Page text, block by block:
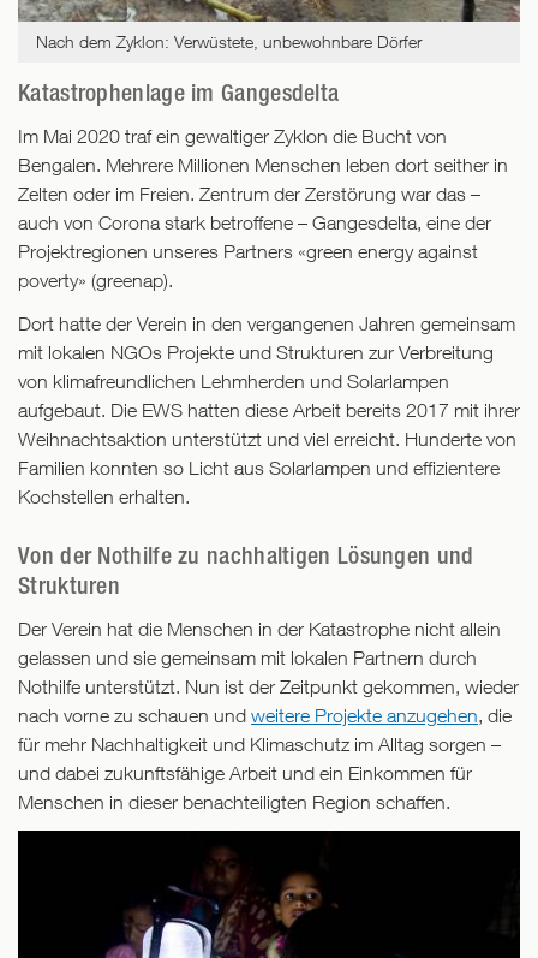
Nach dem Zyklon: Verwüstete, unbewohnbare Dörfer
Katastrophenlage im Gangesdelta
Im Mai 2020 traf ein gewaltiger Zyklon die Bucht von
Bengalen. Mehrere Millionen Menschen leben dort seither in
Zelten oder im Freien. Zentrum der Zerstörung war das –
auch von Corona stark betroffene – Gangesdelta, eine der
Projektregionen unseres Partners «green energy against
poverty» (greenap).
Dort hatte der Verein in den vergangenen Jahren gemeinsam
mit lokalen NGOs Projekte und Strukturen zur Verbreitung
von klimafreundlichen Lehmherden und Solarlampen
aufgebaut. Die EWS hatten diese Arbeit bereits 2017 mit ihrer
Weihnachtsaktion unterstützt und viel erreicht. Hunderte von
Familien konnten so Licht aus Solarlampen und effizientere
Kochstellen erhalten.
Von der Nothilfe zu nachhaltigen Lösungen und
Strukturen
Der Verein hat die Menschen in der Katastrophe nicht allein
gelassen und sie gemeinsam mit lokalen Partnern durch
Nothilfe unterstützt. Nun ist der Zeitpunkt gekommen, wieder
nach vorne zu schauen und weitere Projekte anzugehen, die
für mehr Nachhaltigkeit und Klimaschutz im Alltag sorgen –
und dabei zukunftsfähige Arbeit und ein Einkommen für
Menschen in dieser benachteiligten Region schaffen.